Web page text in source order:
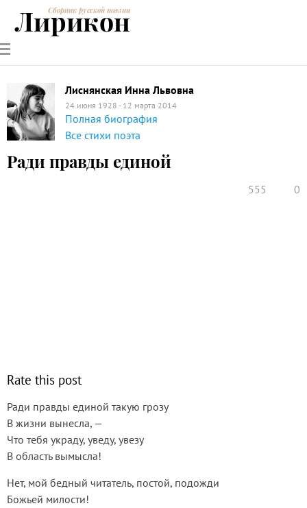
РУССКИЕ
ПОЭТЫ
СОВРЕМЕННИКИЭНЦИКЛОПЕДИЯ
ПОЭЗИИ
Сборник русской поэзии
Лирикон
Лиснянская Инна Львовна
24 июня 1928 - 12 марта 2014
Полная биография
Все стихи поэта
Ради правды единой
555 0
Rate this post
Ради правды единой такую грозу
В жизни вынесла, —
Что тебя украду, уведу, увезу
В область вымысла!
Нет, мой бедный читатель, постой, подожди
Божьей милости!